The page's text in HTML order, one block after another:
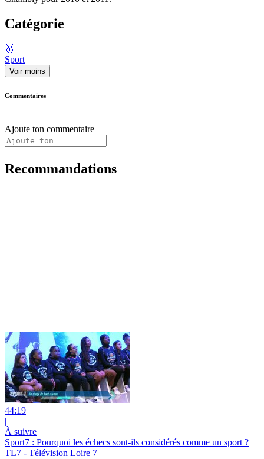
Catégorie
🥇
Sport
Voir moins
Commentaires
Ajoute ton commentaire
Recommandations
44:19
|
À suivre
Sport7 : Pourquoi les échecs sont-ils considérés comme un sport ?
TL7 - Télévision Loire 7